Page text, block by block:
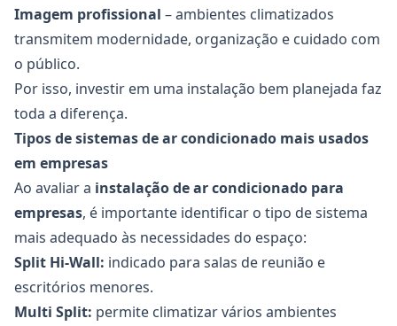
Imagem profissional – ambientes climatizados
transmitem modernidade, organização e cuidado com
o público.
Por isso, investir em uma instalação bem planejada faz
toda a diferença.
Tipos de sistemas de ar condicionado mais usados
em empresas
Ao avaliar a instalação de ar condicionado para
empresas, é importante identificar o tipo de sistema
mais adequado às necessidades do espaço:
Split Hi-Wall: indicado para salas de reunião e
escritórios menores.
Multi Split: permite climatizar vários ambientes